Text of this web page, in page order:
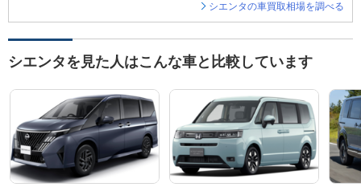
シエンタの車買取相場を調べる
シエンタを見た人はこんな車と比較しています